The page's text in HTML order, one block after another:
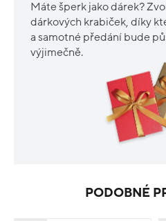
Máte šperk jako dárek?
dárkových krabiček, díky
a samotné předání bude
výjimečně.
PODOBNÉ